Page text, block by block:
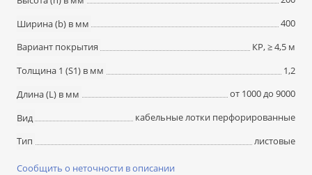
Ширина (b) в мм
400
Вариант покрытия
КР, ≥ 4,5 м
Толщина 1 (S1) в мм
1,2
Длина (L) в мм
от 1000 до 9000
Вид
кабельные лотки перфорированные
Тип
листовые
Сообщить о неточности в описании